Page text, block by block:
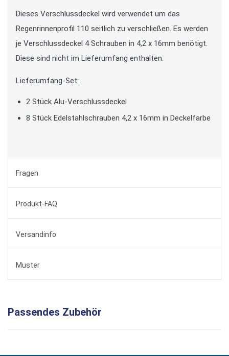
Dieses Verschlussdeckel wird verwendet um das
Regenrinnenprofil 110 seitlich zu verschließen. Es werden
je Verschlussdeckel 4 Schrauben in 4,2 x 16mm benötigt.
Diese sind nicht im Lieferumfang enthalten.
Lieferumfang-Set:
2 Stück Alu-Verschlussdeckel
8 Stück Edelstahlschrauben 4,2 x 16mm in Deckelfarbe
Fragen
Produkt-FAQ
Versandinfo
Muster
Passendes Zubehör